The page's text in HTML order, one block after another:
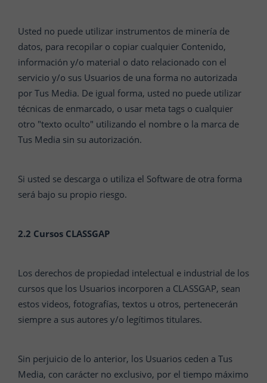
Usted no puede utilizar instrumentos de minería de
datos, para recopilar o copiar cualquier Contenido,
información y/o material o dato relacionado con el
servicio y/o sus Usuarios de una forma no autorizada
por Tus Media. De igual forma, usted no puede utilizar
técnicas de enmarcado, o usar meta tags o cualquier
otro "texto oculto" utilizando el nombre o la marca de
Tus Media sin su autorización.
Si usted se descarga o utiliza el Software de otra forma
será bajo su propio riesgo.
2.2 Cursos CLASSGAP
Los derechos de propiedad intelectual e industrial de los
cursos que los Usuarios incorporen a CLASSGAP, sean
estos videos, fotografías, textos u otros, pertenecerán
siempre a sus autores y/o legítimos titulares.
Sin perjuicio de lo anterior, los Usuarios ceden a Tus
Media, con carácter no exclusivo, por el tiempo máximo